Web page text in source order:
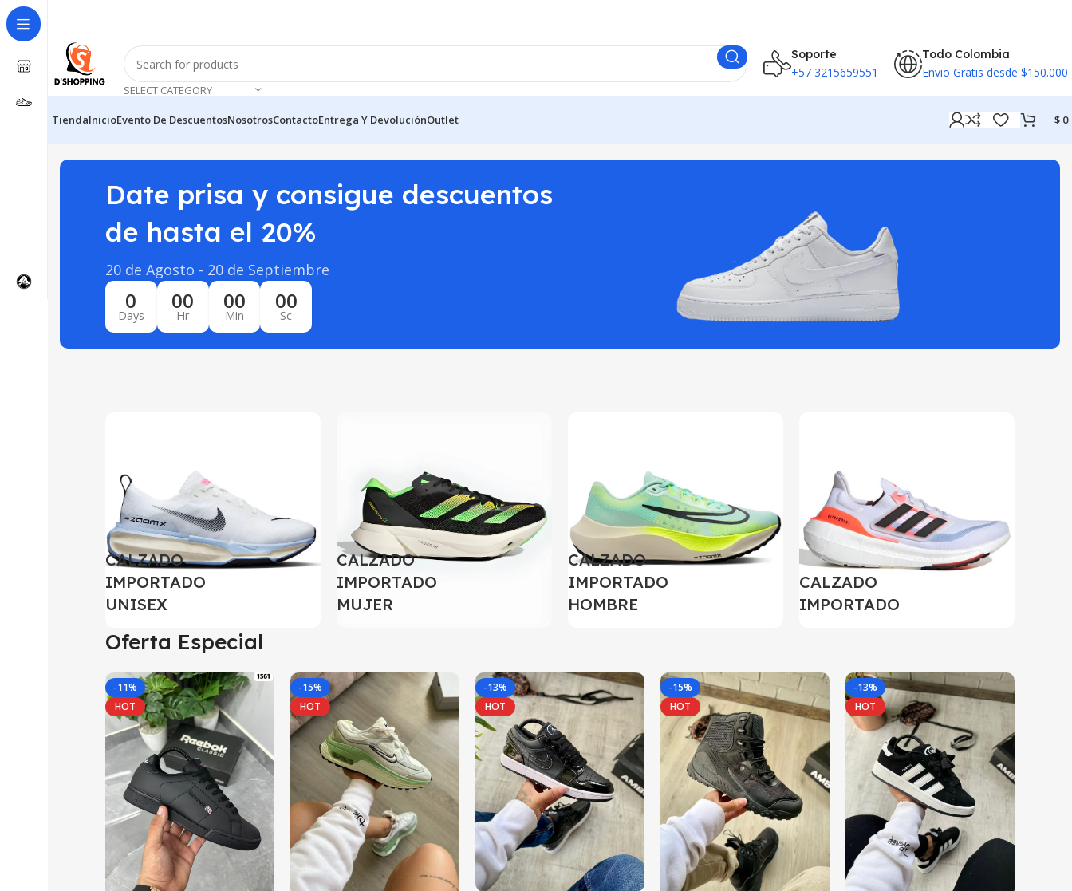
SELECT CATEGORY
Soporte
+57 3215659551
Todo Colombia
Envio Gratis desde $150.000
TiendaInicioEvento De DescuentosNosotrosContactoEntrega Y DevoluciónOutlet $ 0
Date prisa y consigue descuentos
de hasta el 20%
20 de Agosto - 20 de Septiembre
0
Days
00
Hr
00
Min
00
Sc
CALZADO
IMPORTADO
UNISEX
CALZADO
IMPORTADO
MUJER
CALZADO
IMPORTADO
HOMBRE
CALZADO
IMPORTADO
Oferta Especial
-11%
HOT
-15%
HOT
-13%
HOT
-15%
HOT
-13%
HOT